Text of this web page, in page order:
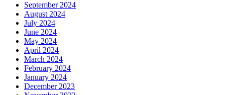
September 2024
August 2024
July 2024
June 2024
May 2024
April 2024
March 2024
February 2024
January 2024
December 2023